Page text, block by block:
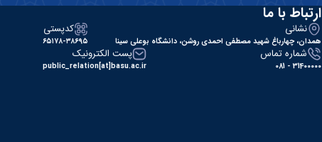
ارتباط با ما
نشانی
همدان، چهارباغ شهید مصطفی احمدی روشن، دانشگاه بوعلی سینا
کدپستی
۶۵۱۷۸-۳۸۶۹۵
شماره تماس
31400000 - 081
پست الکترونیک
public_relation[at]basu.ac.ir